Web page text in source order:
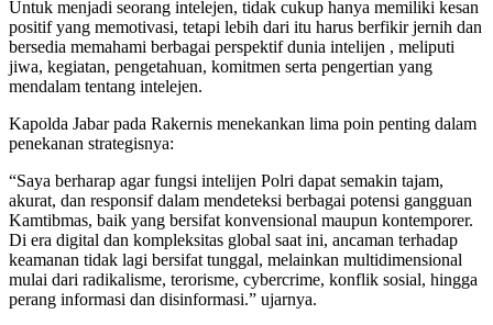
Untuk menjadi seorang intelejen, tidak cukup hanya memiliki kesan
positif yang memotivasi, tetapi lebih dari itu harus berfikir jernih dan
bersedia memahami berbagai perspektif dunia intelijen , meliputi
jiwa, kegiatan, pengetahuan, komitmen serta pengertian yang
mendalam tentang intelejen.
Kapolda Jabar pada Rakernis menekankan lima poin penting dalam
penekanan strategisnya:
“Saya berharap agar fungsi intelijen Polri dapat semakin tajam,
akurat, dan responsif dalam mendeteksi berbagai potensi gangguan
Kamtibmas, baik yang bersifat konvensional maupun kontemporer.
Di era digital dan kompleksitas global saat ini, ancaman terhadap
keamanan tidak lagi bersifat tunggal, melainkan multidimensional
mulai dari radikalisme, terorisme, cybercrime, konflik sosial, hingga
perang informasi dan disinformasi.” ujarnya.